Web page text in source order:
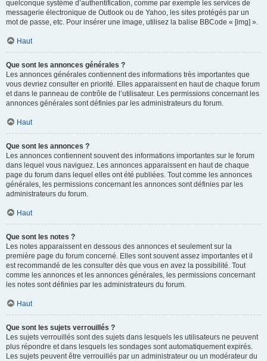
quelconque système d’authentification, comme par exemple les services de
messagerie électronique de Outlook ou de Yahoo, les sites protégés par un
mot de passe, etc. Pour insérer une image, utilisez la balise BBCode « [img] ».
Haut
Que sont les annonces générales ?
Les annonces générales contiennent des informations très importantes que
vous devriez consulter en priorité. Elles apparaissent en haut de chaque forum
et dans le panneau de contrôle de l’utilisateur. Les permissions concernant les
annonces générales sont définies par les administrateurs du forum.
Haut
Que sont les annonces ?
Les annonces contiennent souvent des informations importantes sur le forum
dans lequel vous naviguez. Les annonces apparaissent en haut de chaque
page du forum dans lequel elles ont été publiées. Tout comme les annonces
générales, les permissions concernant les annonces sont définies par les
administrateurs du forum.
Haut
Que sont les notes ?
Les notes apparaissent en dessous des annonces et seulement sur la
première page du forum concerné. Elles sont souvent assez importantes et il
est recommandé de les consulter dès que vous en avez la possibilité. Tout
comme les annonces et les annonces générales, les permissions concernant
les notes sont définies par les administrateurs du forum.
Haut
Que sont les sujets verrouillés ?
Les sujets verrouillés sont des sujets dans lesquels les utilisateurs ne peuvent
plus répondre et dans lesquels les sondages sont automatiquement expirés.
Les sujets peuvent être verrouillés par un administrateur ou un modérateur du